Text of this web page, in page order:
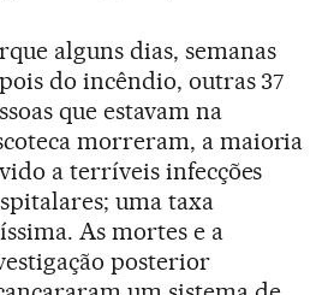
alguns dias, semanas
do incêndio, outras 37
que estavam na
morreram, a maioria
a terríveis infecções
uma taxa
As mortes e a
posterior